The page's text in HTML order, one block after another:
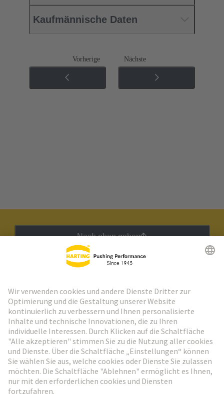
Kaufmännische Daten
Vorherige Nächste
Nach oben gehen
Weiter zur Anmeldung
Social Media